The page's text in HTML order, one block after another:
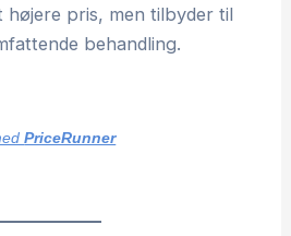
højere pris, men tilbyder til
behandling.
PriceRunner